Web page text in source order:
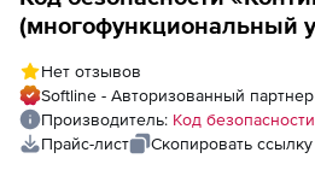
(многофункциональный
IPC3000NF2
Нет отзывов
Softline - Авторизованный
Производитель: Код безопасности
Прайс-лист
Скопировать ссылку